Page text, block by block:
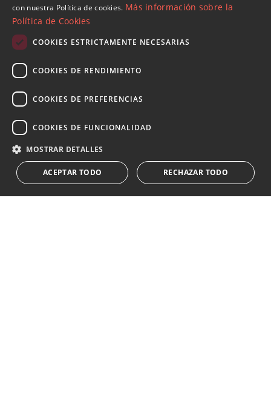
Suscribase a nuestro Newsletter
Reciba novedades sobre propiedades , actualidad y
estilo de vida de Marbella
Acepto el
Le informamos que los datos personales obtenidos mediante
este formulario...Expandir
SPANISH
con nuestra Política de cookies. Más información sobre la
Política de Cookies
COOKIES ESTRICTAMENTE NECESARIAS
COOKIES DE RENDIMIENTO
COOKIES DE PREFERENCIAS
COOKIES DE FUNCIONALIDAD
MOSTRAR DETALLES
ACEPTAR TODO RECHAZAR TODO